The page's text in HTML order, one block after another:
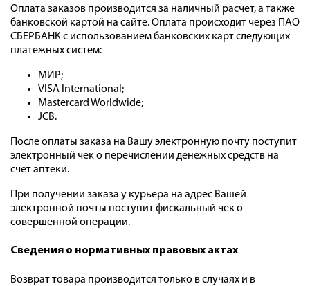
Оплата заказов производится за наличный расчет, а также
банковской картой на сайте. Оплата происходит через ПАО
СБЕРБАНК с использованием банковских карт следующих
платежных систем:
МИР;
VISA International;
Mastercard Worldwide;
JCB.
После оплаты заказа на Вашу электронную почту поступит
электронный чек о перечислении денежных средств на
счет аптеки.
При получении заказа у курьера на адрес Вашей
электронной почты поступит фискальный чек о
совершенной операции.
Cведения о нормативных правовых актах
Возврат товара производится только в случаях и в